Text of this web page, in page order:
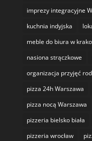
imprezy integracyjne
kuchnia indyjska
meble do biura w
nasiona strączkowe
organizacja przyjęć
pizza 24h Warszawa
pizza nocą Warszawa
pizzeria bielsko biała
pizzeria wrocław